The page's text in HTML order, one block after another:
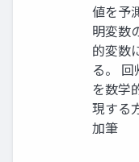
値を予
明変数
的変数
る。
を数学
現する
加筆